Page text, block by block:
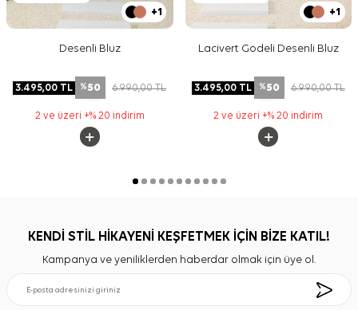
+1
Desenli Bluz
3.495,00 TL %50 6.990,00TL
2 ve üzeri +% 20 indirim
+1
Lacivert Godeli Desenli Bluz
3.495,00TL %50 6.990,00TL
2 ve üzeri +% 20 indirim
KENDİ STİL HİKAYENİ KEŞFETMEK İÇİN BİZE KATIL!
Kampanya ve yeniliklerden haberdar olmak için üye ol.